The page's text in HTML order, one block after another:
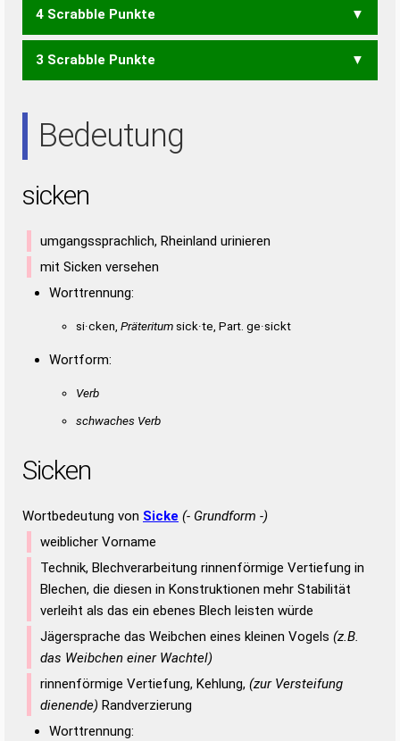
CES CIS ICE ICS KIN
4 Scrabble Punkte
EINS NIES SEIN
3 Scrabble Punkte
Bedeutung
sicken
umgangssprachlich, Rheinland urinieren
mit Sicken versehen
Worttrennung:
si·cken, Präteritum sick·te, Part. ge·sickt
Wortform:
Verb
schwaches Verb
Sicken
Wortbedeutung von Sicke (- Grundform -)
weiblicher Vorname
Technik, Blechverarbeitung rinnenförmige Vertiefung in
Blechen, die diesen in Konstruktionen mehr Stabilität
verleiht als das ein ebenes Blech leisten würde
Jägersprache das Weibchen eines kleinen Vogels (z.B.
das Weibchen einer Wachtel)
rinnenförmige Vertiefung, Kehlung, (zur Versteifung
dienende) Randverzierung
Worttrennung: